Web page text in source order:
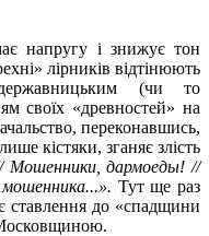
напругу і знижує тон
лірників відтінюють
(чи то
своїх «древностей» на
переконавшись,
кістяки, зганяє злість
Мошенники, дармоеды! //
Тут ще раз
ставлення до «спадщини
Московщиною.